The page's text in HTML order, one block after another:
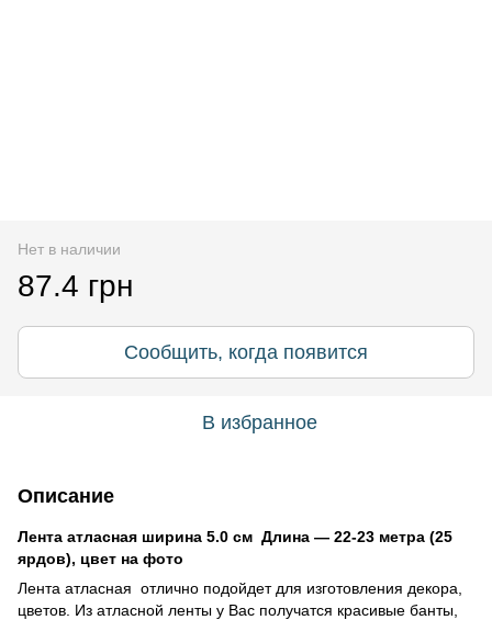
Нет в наличии
87.4 грн
Сообщить, когда появится
В избранное
Описание
Лента атласная ширина 5.0 см Длина ― 22-23 метра (25
ярдов), цвет на фото
Лента атласная отлично подойдет для изготовления декора,
цветов. Из атласной ленты у Вас получатся красивые банты,